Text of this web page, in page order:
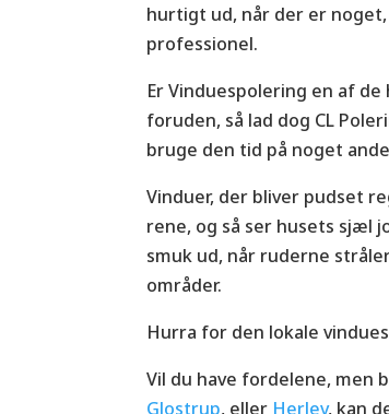
hurtigt ud, når der er
professionel.
Er Vinduespolering en af
foruden, så lad dog CL
bruge den tid på noget
Vinduer, der bliver pudset
rene, og så ser husets sjæl
smuk ud, når ruderne
områder.
Hurra for den lokale
Vil du have fordelene, men
Glostrup, eller Herlev, kan